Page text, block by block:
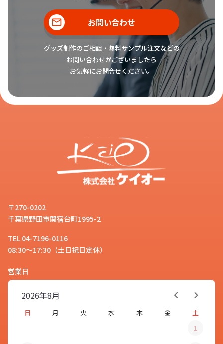
お客様
スマホグリップを作り
たいです。
スマホグリップに直接印刷をする
オリジナルスマホグリップ」とア
クリルパーツ付きの「オリジナルア
クジェット印刷で、アクリルパーツ
はダイカットにも対応可能です。
スマホホルダー「
ついて教えてください。
スタッフ
うスマホホルダーです。リング部分
を360度回転、180度スイングさせ
てお好みの角度にカスタムできるの
お問い合わせ
グッズ制作のご相談・無料サンプル注文などの
お問い合わせがございましたら
お気軽にお問合せください。
〒270-0202
千葉県野田市関宿台町1995-2
TEL 04-7196-0116
08:30～17:30（土日祝日定休）
営業日
8月
2026年
日 月 火 水 木 金
土
1